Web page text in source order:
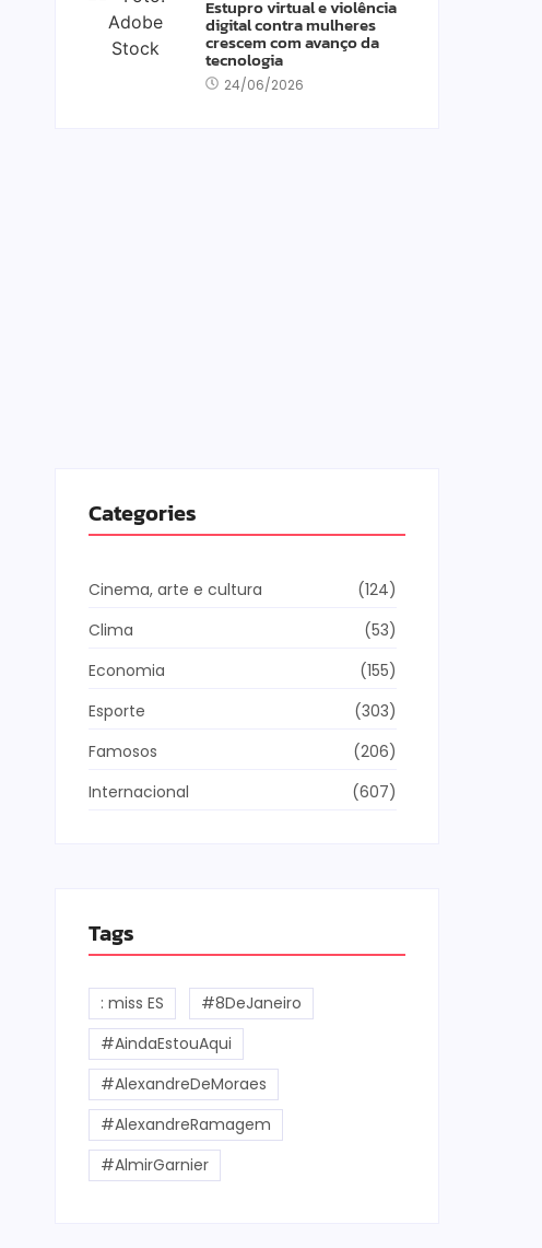
Estupro virtual e violência
digital contra mulheres
crescem com avanço da
tecnologia
24/06/2026
Categories
Cinema, arte e cultura
(124)
Clima
(53)
Economia
(155)
Esporte
(303)
Famosos
(206)
Internacional
(607)
Tags
: miss ES
#8DeJaneiro
#AindaEstouAqui
#AlexandreDeMoraes
#AlexandreRamagem
#AlmirGarnier